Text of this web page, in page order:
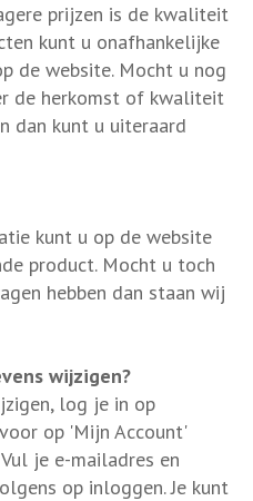
prijzen is de kwaliteit
kunt u onafhankelijke
de website. Mocht u nog
de herkomst of kwaliteit
dan kunt u uiteraard
kunt u op de website
product. Mocht u toch
hebben dan staan wij
wijzigen?
log je in op
op 'Mijn Account'
je e-mailadres en
op inloggen. Je kunt